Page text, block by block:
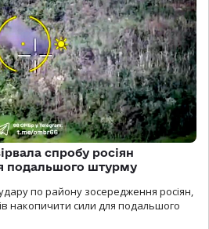
спробу росіян
подальшого штурму
по району зосередження росіян,
накопичити сили для подальшого